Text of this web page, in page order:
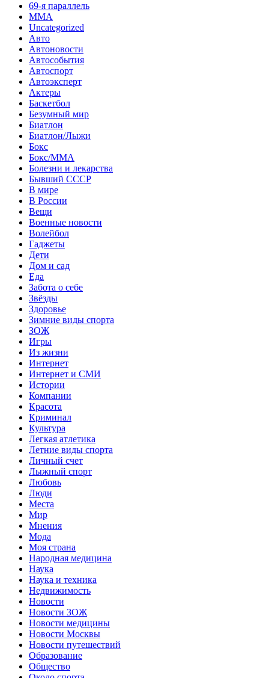
69-я параллель
MMA
Uncategorized
Авто
Автоновости
Автособытия
Автоспорт
Автоэксперт
Актеры
Баскетбол
Безумный мир
Биатлон
Биатлон/Лыжи
Бокс
Бокс/MMA
Болезни и лекарства
Бывший СССР
В мире
В России
Вещи
Военные новости
Волейбол
Гаджеты
Дети
Дом и сад
Еда
Забота о себе
Звёзды
Здоровье
Зимние виды спорта
ЗОЖ
Игры
Из жизни
Интернет
Интернет и СМИ
Истории
Компании
Красота
Криминал
Культура
Легкая атлетика
Летние виды спорта
Личный счет
Лыжный спорт
Любовь
Люди
Места
Мир
Мнения
Мода
Моя страна
Народная медицина
Наука
Наука и техника
Недвижимость
Новости
Новости ЗОЖ
Новости медицины
Новости Москвы
Новости путешествий
Образование
Общество